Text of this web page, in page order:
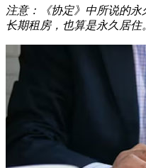
注意：《协定》中所说的
长期租房，也算是永久居住